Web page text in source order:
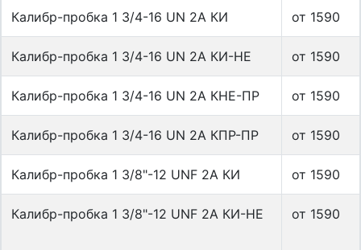
Калибр-пробка 1 3/4-16 UN 2A КИ от 1590
Калибр-пробка 1 3/4-16 UN 2A КИ-НЕ от 1590
Калибр-пробка 1 3/4-16 UN 2A КНЕ-ПР от 1590
Калибр-пробка 1 3/4-16 UN 2A КПР-ПР от 1590
Калибр-пробка 1 3/8"-12 UNF 2A КИ от 1590
Калибр-пробка 1 3/8"-12 UNF 2A КИ-НЕ от 1590